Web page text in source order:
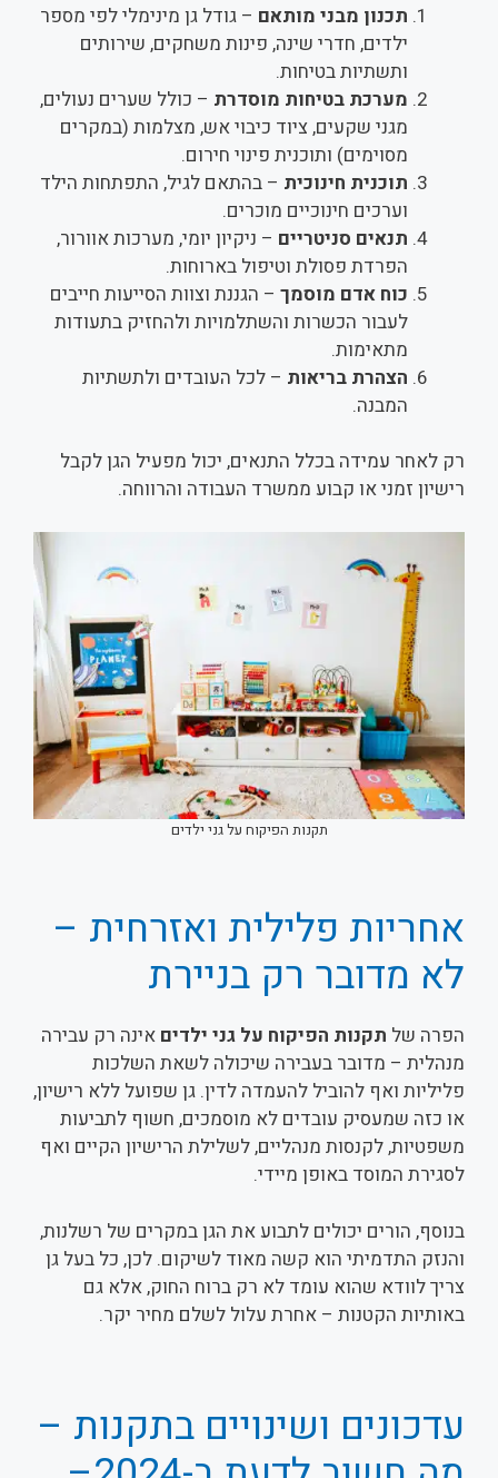
תכנון מבני מותאם – גודל גן מינימלי לפי מספר
ילדים, חדרי שינה, פינות משחקים, שירותים
ותשתיות בטיחות.
מערכת בטיחות מוסדרת – כולל שערים נעולים,
מגני שקעים, ציוד כיבוי אש, מצלמות (במקרים
מסוימים) ותוכנית פינוי חירום.
תוכנית חינוכית – בהתאם לגיל, התפתחות הילד
וערכים חינוכיים מוכרים.
תנאים סניטריים – ניקיון יומי, מערכות אוורור,
הפרדת פסולת וטיפול בארוחות.
כוח אדם מוסמך – הגננת וצוות הסייעות חייבים
לעבור הכשרות והשתלמויות ולהחזיק בתעודות
מתאימות.
הצהרת בריאות – לכל העובדים ולתשתיות
המבנה.
רק לאחר עמידה בכלל התנאים, יכול מפעיל הגן לקבל
רישיון זמני או קבוע ממשרד העבודה והרווחה.
תקנות הפיקוח על גני ילדים
אחריות פלילית ואזרחית –
לא מדובר רק בניירת
הפרה של תקנות הפיקוח על גני ילדים אינה רק עבירה
מנהלית – מדובר בעבירה שיכולה לשאת השלכות
פליליות ואף להוביל להעמדה לדין. גן שפועל ללא רישיון,
או כזה שמעסיק עובדים לא מוסמכים, חשוף לתביעות
משפטיות, לקנסות מנהליים, לשלילת הרישיון הקיים ואף
לסגירת המוסד באופן מיידי.
בנוסף, הורים יכולים לתבוע את הגן במקרים של רשלנות,
והנזק התדמיתי הוא קשה מאוד לשיקום. לכן, כל בעל גן
צריך לוודא שהוא עומד לא רק ברוח החוק, אלא גם
באותיות הקטנות – אחרת עלול לשלם מחיר יקר.
עדכונים ושינויים בתקנות –